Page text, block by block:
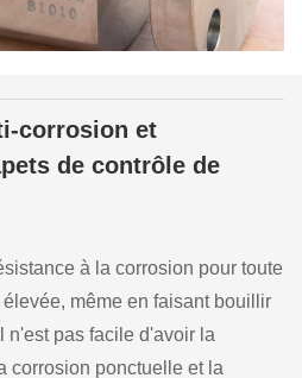
corrosion et
de contrôle de
à la corrosion pour toute
même en faisant bouillir
n'est pas facile d'avoir la
corrosion ponctuelle et la